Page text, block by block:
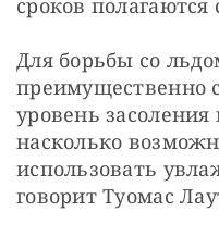
сроков
Для борьбы со
преимущественно
уровень
насколько
использовать
говорит Туомас